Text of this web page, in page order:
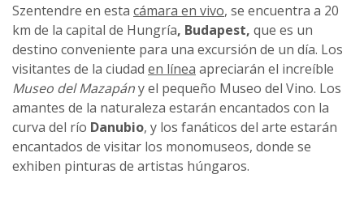
Szentendre en esta cámara en vivo, se encuentra a 20
km de la capital de Hungría, Budapest, que es un
destino conveniente para una excursión de un día. Los
visitantes de la ciudad en línea apreciarán el increíble
Museo del Mazapány el pequeño Museo del Vino. Los
amantes de la naturaleza estarán encantados con la
curva del río Danubio, y los fanáticos del arte estarán
encantados de visitar los monomuseos, donde se
exhiben pinturas de artistas húngaros.